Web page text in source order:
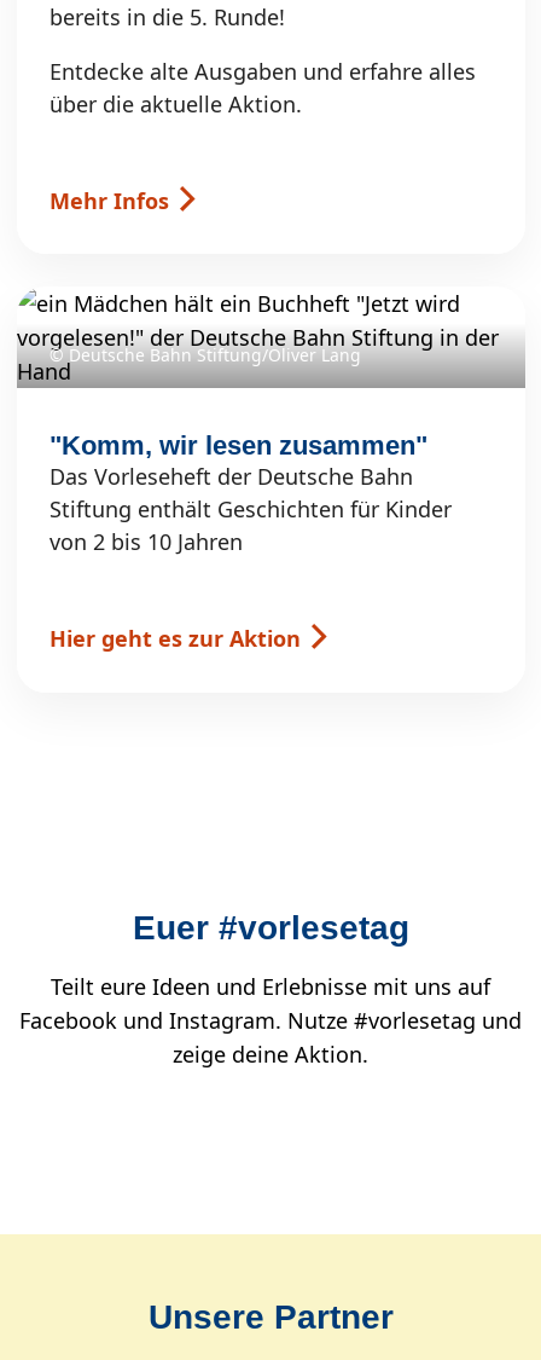
bereits in die 5. Runde!
Entdecke alte Ausgaben und erfahre alles
über die aktuelle Aktion.
Mehr Infos
© Deutsche Bahn Stiftung/Oliver Lang
"Komm, wir lesen zusammen"
Das Vorleseheft der Deutsche Bahn
Stiftung enthält Geschichten für Kinder
von 2 bis 10 Jahren
Hier geht es zur Aktion
Euer #vorlesetag
Teilt eure Ideen und Erlebnisse mit uns auf
Facebook und Instagram. Nutze #vorlesetag und
zeige deine Aktion.
Unsere Partner